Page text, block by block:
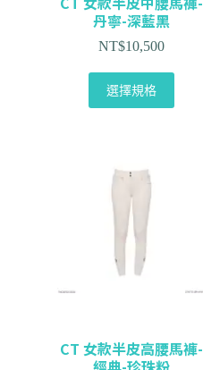
丹寧-深藍黑
NT$10,500
選擇規格
CT 女款半皮高腰馬褲-